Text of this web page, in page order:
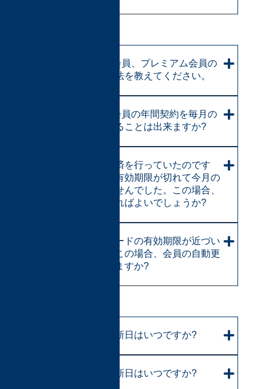
Sプレミアム会員、プレミアム会員の
会費の決済方法を教えてください。
Sプレミアム会員の年間契約を毎月の
お支払いにすることは出来ますか?
自動更新で決済を行っていたのです
が、カードの有効期限が切れて今月の
決済ができませんでした。この場合、
どのようにすればよいでしょうか?
クレジットカードの有効期限が近づい
てきました。この場合、会員の自動更
新はどうなりますか?
月間契約の更新日はいつですか?
年間契約の更新日はいつですか?